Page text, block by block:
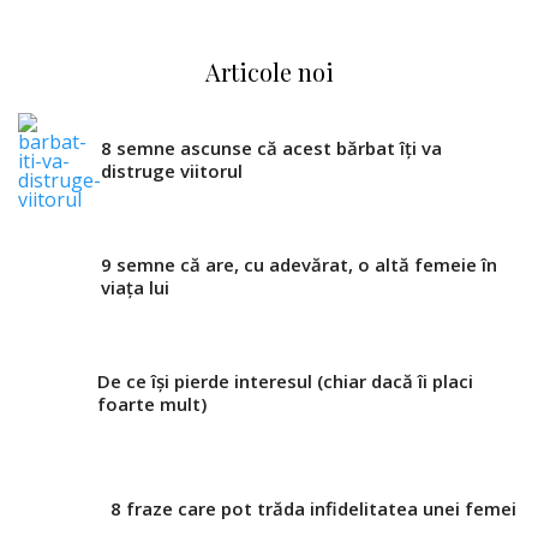
Articole noi
8 semne ascunse că acest bărbat îți va
distruge viitorul
9 semne că are, cu adevărat, o altă femeie în
viața lui
De ce își pierde interesul (chiar dacă îi placi
foarte mult)
8 fraze care pot trăda infidelitatea unei femei